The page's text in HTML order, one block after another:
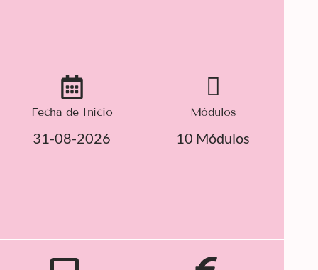
Fecha de Inicio
31-08-2026
Módulos
10 Módulos